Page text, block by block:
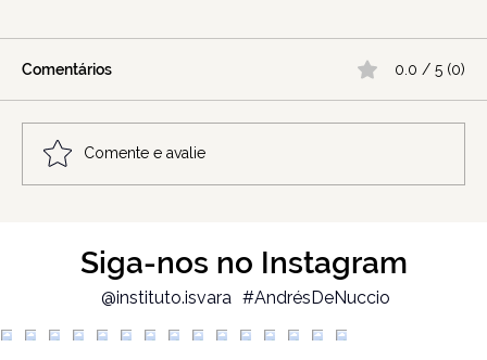
Siga-nos no Instagram
#AndrésDeNuccio
@instituto.isvara
responder em vez de reagir
Comentários 0.0 / 5 (0)
Comente e avalie